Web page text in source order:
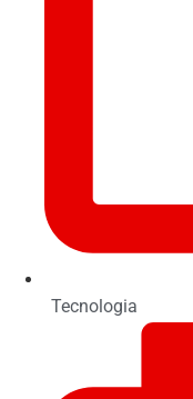
Tecnologia